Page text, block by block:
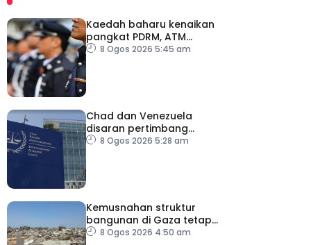
Kaedah baharu kenaikan
pangkat PDRM, ATM
tingkat profesionalisme,
8 Ogos 2026 5:45 am
Chad dan Venezuela
disaran pertimbang
semula keputusan tarik
8 Ogos 2026 5:28 am
Kemusnahan struktur
bangunan di Gaza tetap
catat peningkatan
8 Ogos 2026 4:50 am